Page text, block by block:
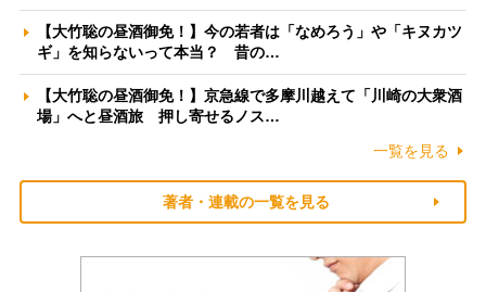
【大竹聡の昼酒御免！】今の若者は「なめろう」や「キヌカツ
ギ」を知らないって本当？ 昔の…
【大竹聡の昼酒御免！】京急線で多摩川越えて「川崎の大衆酒
場」へと昼酒旅 押し寄せるノス…
一覧を見る
著者・連載の一覧を見る